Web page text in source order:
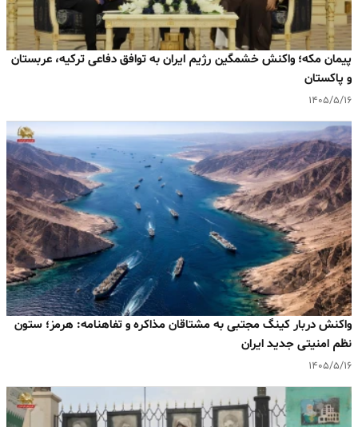
پیمان مکه؛ واکنش خشمگین رژیم ایران به توافق دفاعی ترکیه، عربستان
و پاکستان
۱۴۰۵/۵/۱۶
واکنش دربار کینگ مجتبی به مشتاقان مذاکره و تفاهنامه: هرمز؛ ستون
نظم امنیتی جدید ایران
۱۴۰۵/۵/۱۶